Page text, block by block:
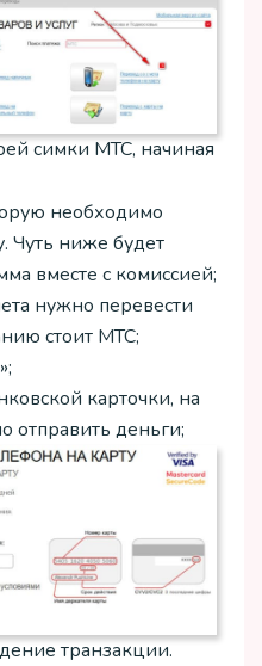
симки МТС, начиная
необходимо
Чуть ниже будет
вместе с комиссией;
нужно перевести
стоит МТС;
карточки, на
отправить деньги;
транзакции.